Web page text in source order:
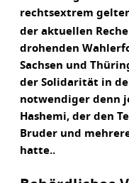
rechtsextrem
der aktuellen
drohenden
Sachsen und
der Solidarität in
notwendiger denn
Hashemi, der den
Bruder und
hatte..